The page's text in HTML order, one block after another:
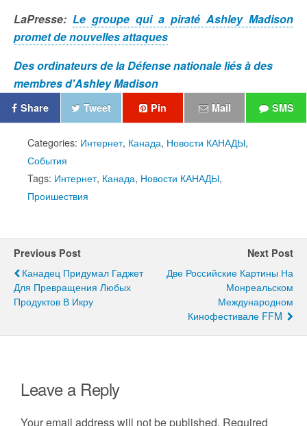
LaPresse: Le groupe qui a piraté Ashley Madison
promet de nouvelles attaques
Des ordinateurs de la Défense nationale liés à des
membres d'Ashley Madison
Share Tweet Pin Mail SMS
Categories: Интернет, Канада, Новости КАНАДЫ,
События
Tags: Интернет, Канада, Новости КАНАДЫ,
Проишествия
Previous Post
Канадец Придумал Гаджет
Для Превращения Любых
Продуктов В Икру
Next Post
Две Российские Картины На
Монреальском
Международном
Кинофестивале FFM
Leave a Reply
Your email address will not be published. Required